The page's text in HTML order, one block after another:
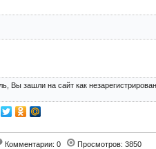
Вы зашли на сайт как
Комментарии: 0 Просмотров: 3850